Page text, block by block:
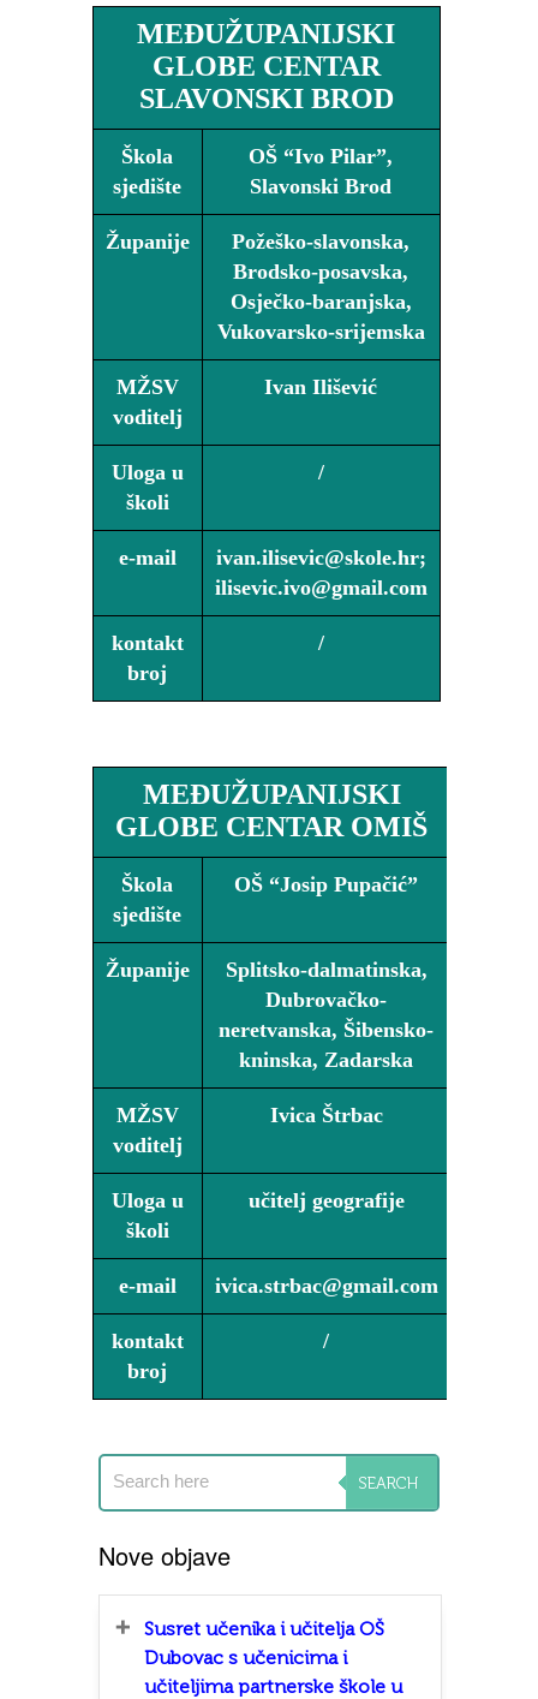
MEĐUŽUPANIJSKI
GLOBE CENTAR
SLAVONSKI BROD
Škola
sjedište
OŠ “Ivo Pilar”,
Slavonski Brod
Županije
Požeško-slavonska,
Brodsko-posavska,
Osječko-baranjska,
Vukovarsko-srijemska
MŽSV
voditelj
Ivan Ilišević
Uloga u
školi
/
e-mail
ivan.ilisevic@skole.hr;
ilisevic.ivo@gmail.com
kontakt
broj
/
MEĐUŽUPANIJSKI
GLOBE CENTAR OMIŠ
Škola
sjedište
OŠ “Josip Pupačić”
Županije
Splitsko-dalmatinska,
Dubrovačko-
neretvanska, Šibensko-
kninska, Zadarska
MŽSV
voditelj
Ivica Štrbac
Uloga u
školi
učitelj geografije
e-mail ivica.strbac@gmail.com
kontakt
broj
/
Nove objave
Susret učenika i učitelja OŠ
Dubovac s učenicima i
učiteljima partnerske škole u